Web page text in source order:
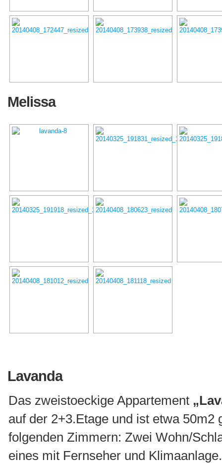
Melissa
Lavanda
Das zweistoeckige Appartement
auf der 2+3.Etage und ist etwa 50m2
folgenden Zimmern: Zwei Wohn/
eines mit Fernseher und